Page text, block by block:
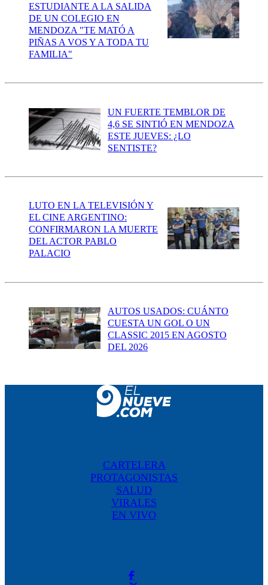
ESTUDIANTE A LA SALIDA
DE UN COLEGIO EN
MENDOZA "TE MATÓ A
PIÑAS A VOS Y A TODA TU
FAMILIA"
UN FUERTE TEMBLOR DE
4,6 SE SINTIÓ EN MENDOZA
ESTE JUEVES: ¿LO
SENTISTE?
LUTO EN LA TELEVISIÓN Y
EL CINE ARGENTINO:
CONFIRMARON LA MUERTE
DEL ACTOR PABLO
PALACIO
AUTOS USADOS: CUÁNTO
CUESTA UN GOL O UN
CLASSIC 2015 EN AGOSTO
DEL 2026
CARTELERA
PROTAGONISTAS
SALUD
VIRALES
EN VIVO